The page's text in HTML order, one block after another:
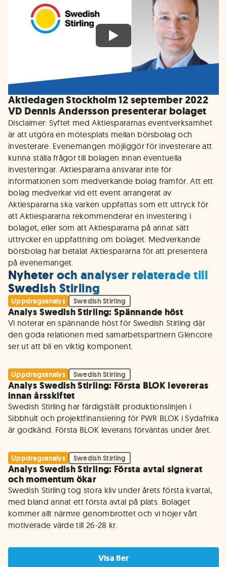
Aktiedagen Stockholm 12 september 2022
VD Dennis Andersson presenterar bolaget
Disclaimer: Syftet med Aktiespararnas eventverksamhet
är att utgöra en mötesplats mellan börsbolag och
investerare. Evenemangen möjliggör för investerare att
kunna ställa frågor till bolagen innan eventuella
investeringar. Aktiespararna ansvarar inte för
informationen som medverkande bolag framför. Att ett
bolag medverkar vid ett event arrangerat av
Aktiespararna ska varken uppfattas som ett uttryck för
att Aktiespararna rekommenderar en investering i
bolaget, eller som att Aktiespararna på annat sätt
uttrycker en uppfattning om bolaget. Medverkande
börsbolag har betalat Aktiespararna för att presentera
på evenemanget.
Nyheter och analyser relaterade till
Swedish Stirling
Uppdragsanalys Swedish Stirling
Analys Swedish Stirling: Spännande höst
Vi noterar en spännande höst för Swedish Stirling där
den goda relationen med samarbetspartnern Glencore
ser ut att bli en viktig komponent.
Uppdragsanalys Swedish Stirling
Analys Swedish Stirling: Första BLOK levereras
innan årsskiftet
Swedish Stirling har färdigställt produktionslinjen i
Sibbhult och projektfinansiering för PWR BLOK i Sydafrika
är godkänd. Första BLOK leverans förväntas under året.
Uppdragsanalys Swedish Stirling
Analys Swedish Stirling: Första avtal signerat
och momentum ökar
Swedish Stirling tog stora kliv under årets första kvartal,
med bland annat ett första avtal på plats. Bolaget
kommer allt närmre genombrottet och vi höjer vårt
motiverade värde till 26-28 kr.
Visa fler